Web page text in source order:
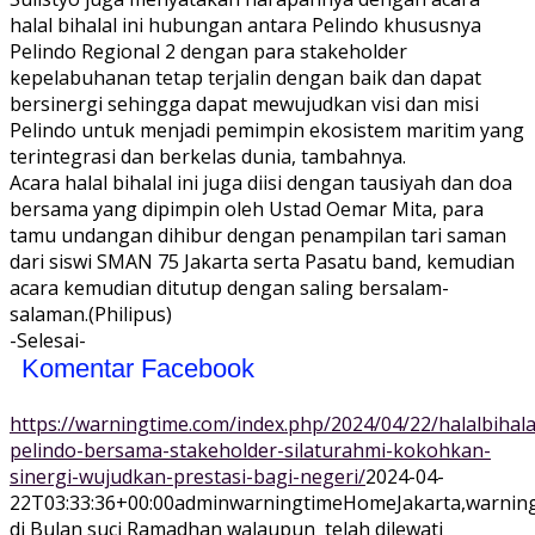
halal bihalal ini hubungan antara Pelindo khususnya
Pelindo Regional 2 dengan para stakeholder
kepelabuhanan tetap terjalin dengan baik dan dapat
bersinergi sehingga dapat mewujudkan visi dan misi
Pelindo untuk menjadi pemimpin ekosistem maritim yang
terintegrasi dan berkelas dunia, tambahnya.
Acara halal bihalal ini juga diisi dengan tausiyah dan doa
bersama yang dipimpin oleh Ustad Oemar Mita, para
tamu undangan dihibur dengan penampilan tari saman
dari siswi SMAN 75 Jakarta serta Pasatu band, kemudian
acara kemudian ditutup dengan saling bersalam-
salaman.(Philipus)
-Selesai-
Komentar Facebook
https://warningtime.com/index.php/2024/04/22/
pelindo-bersama-stakeholder-silaturahmi-kokohkan-
sinergi-wujudkan-prestasi-bagi-negeri/2024-04-
22T03:33:36+00:00adminwarningtimeHome
di Bulan suci Ramadhan walaupun telah dilewati